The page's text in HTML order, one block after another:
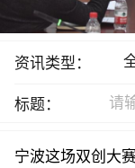
资讯类型：
标题：
宁波这场双创大